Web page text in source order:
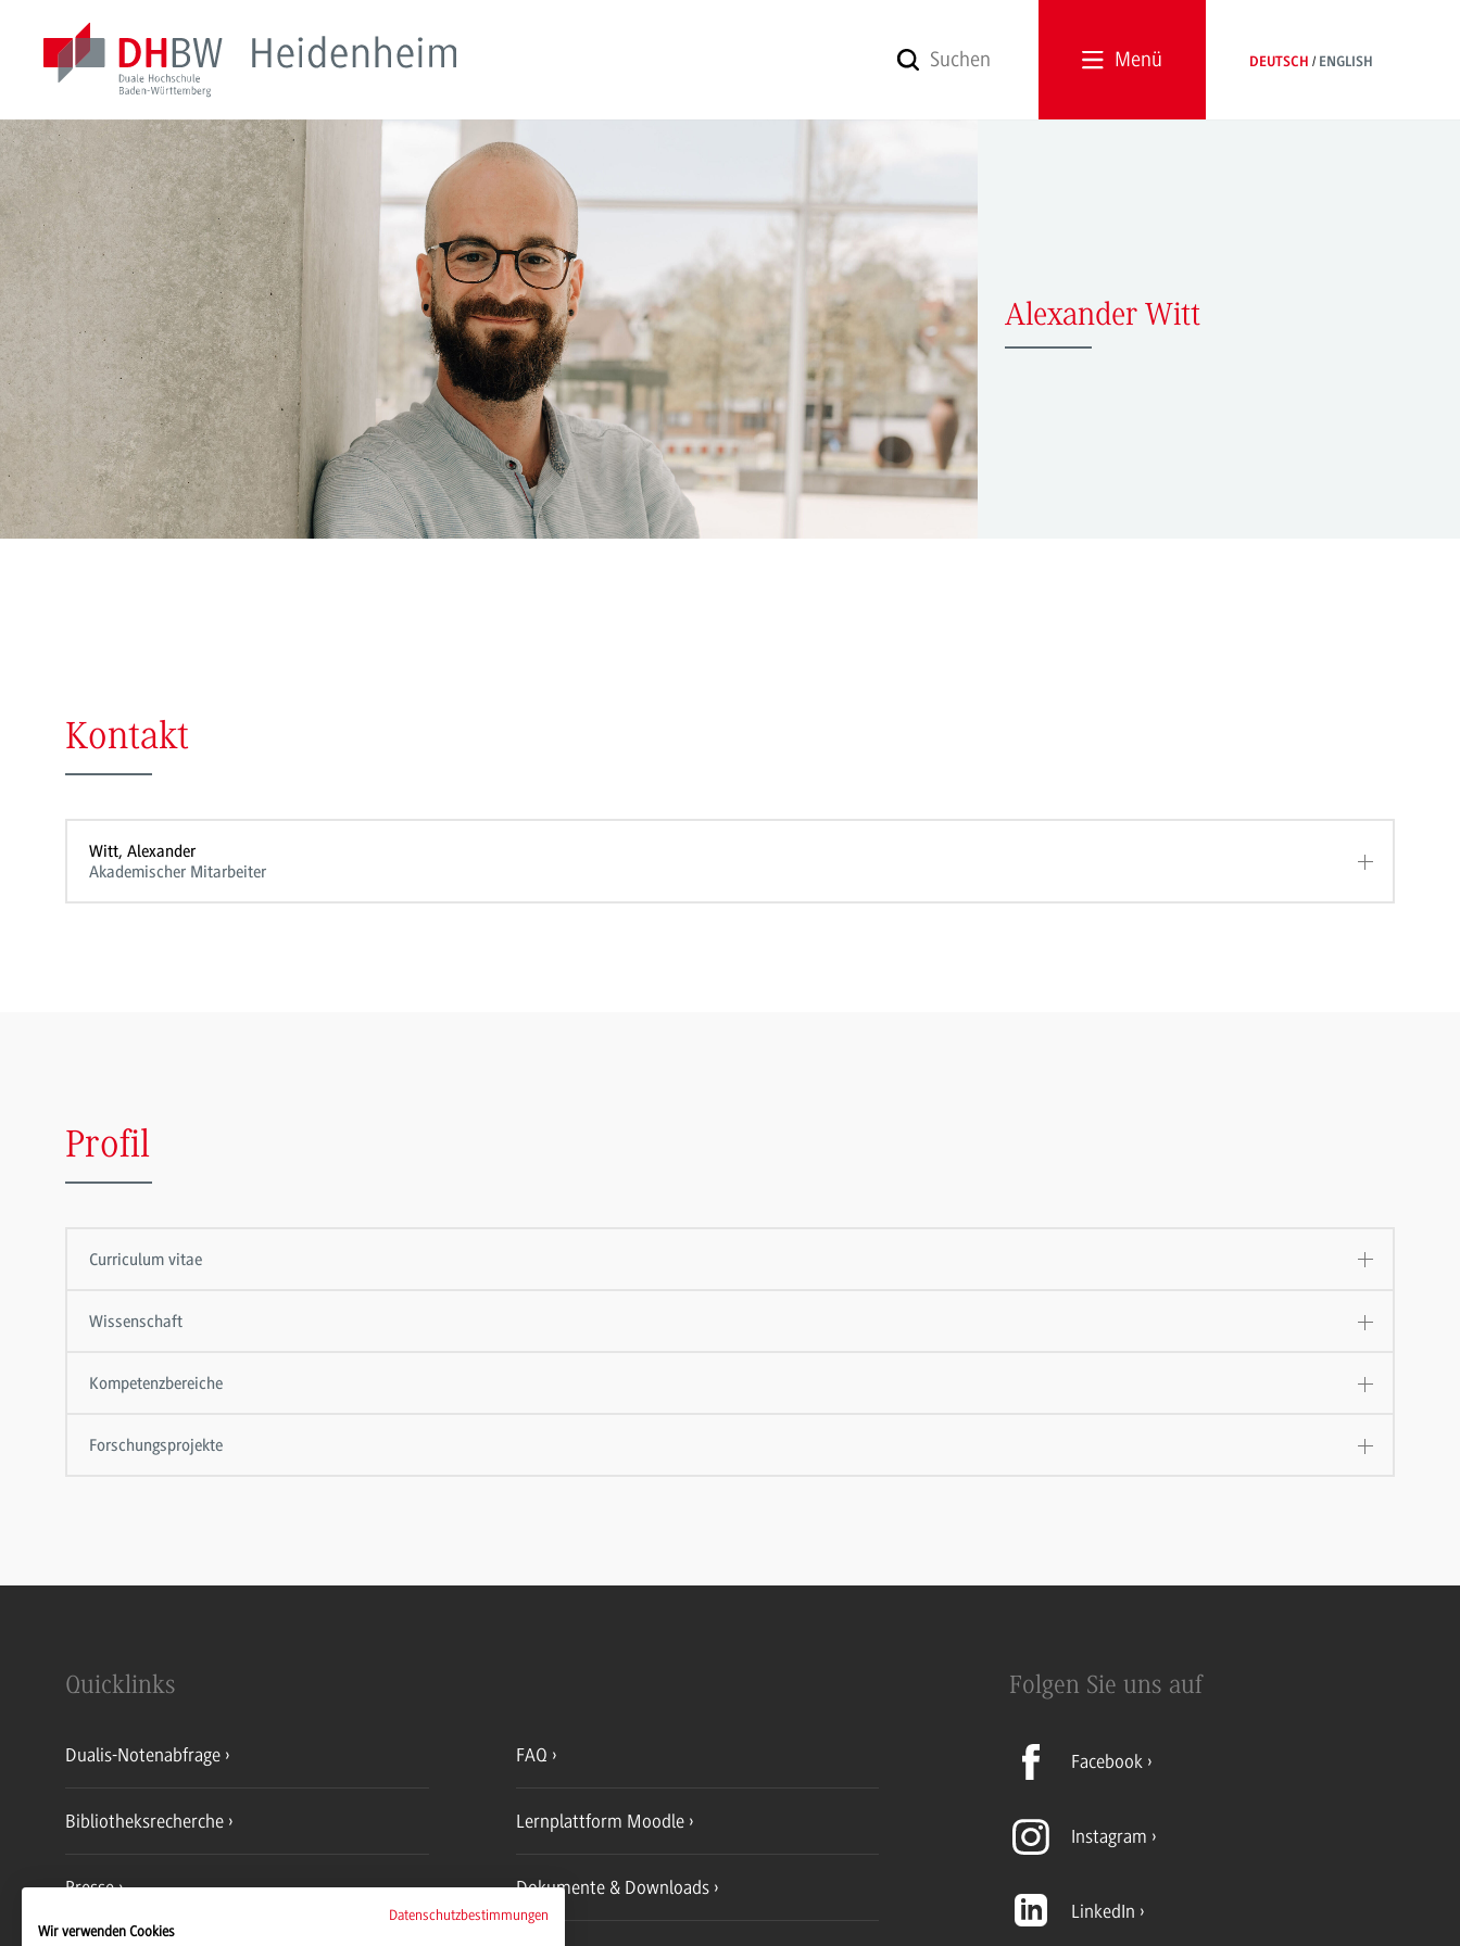
Menü DEUTSCH ENGLISH
Alexander Witt
Kontakt
Witt, Alexander
Akademischer Mitarbeiter
Profil
Curriculum vitae
Wissenschaft
Kompetenzbereiche
Forschungsprojekte
Quicklinks
Dualis-Notenabfrage FAQ
Bibliotheksrecherche Lernplattform Moodle
Presse Dokumente & Downloads
Folgen Sie uns auf
Facebook
Instagram
LinkedIn
Datenschutzbestimmungen
Wir verwenden Cookies